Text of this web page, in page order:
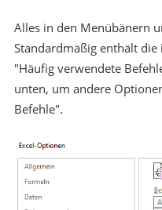
Alles in den Menübänern
Standardmäßig enthält
"Häufig verwendete
unten, um andere
Befehle".